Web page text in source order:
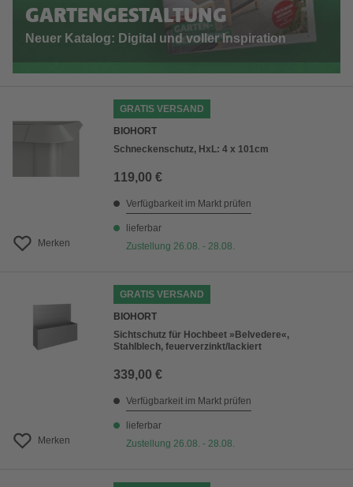
GARTENGESTALTUNG
Neuer Katalog: Digital und voller Inspiration
Merken
GRATIS VERSAND
BIOHORT
Schneckenschutz, HxL: 4 x 101cm
119,00 €
Verfügbarkeit im Markt prüfen
lieferbar
Zustellung 26.08. - 28.08.
Merken
GRATIS VERSAND
BIOHORT
Sichtschutz für Hochbeet »Belvedere«,
Stahlblech, feuerverzinkt/lackiert
339,00 €
Verfügbarkeit im Markt prüfen
lieferbar
Zustellung 26.08. - 28.08.